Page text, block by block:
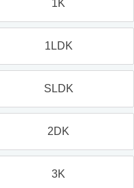
1K
1LDK
SLDK
2DK
3K